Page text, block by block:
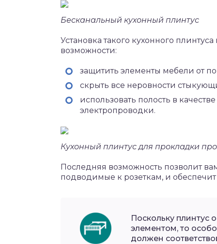
Бесканальный кухонный плинтус
Установка такого кухонного
возможности:
защитить элементы мебели от
скрыть все неровности
использовать полость в
электропроводки.
Кухонный плинтус для прокладки
Последняя возможность позволит
подводимые к розеткам, и
Поскольку плинтус
элементом, то
должен